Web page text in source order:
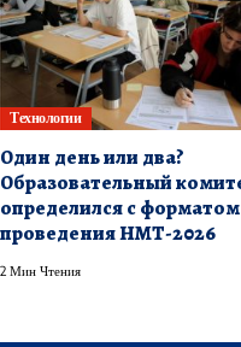
Технологии
Один день или два?
Образовательный
определился с форматом
проведения НМТ-2026
2 Мин Чтения